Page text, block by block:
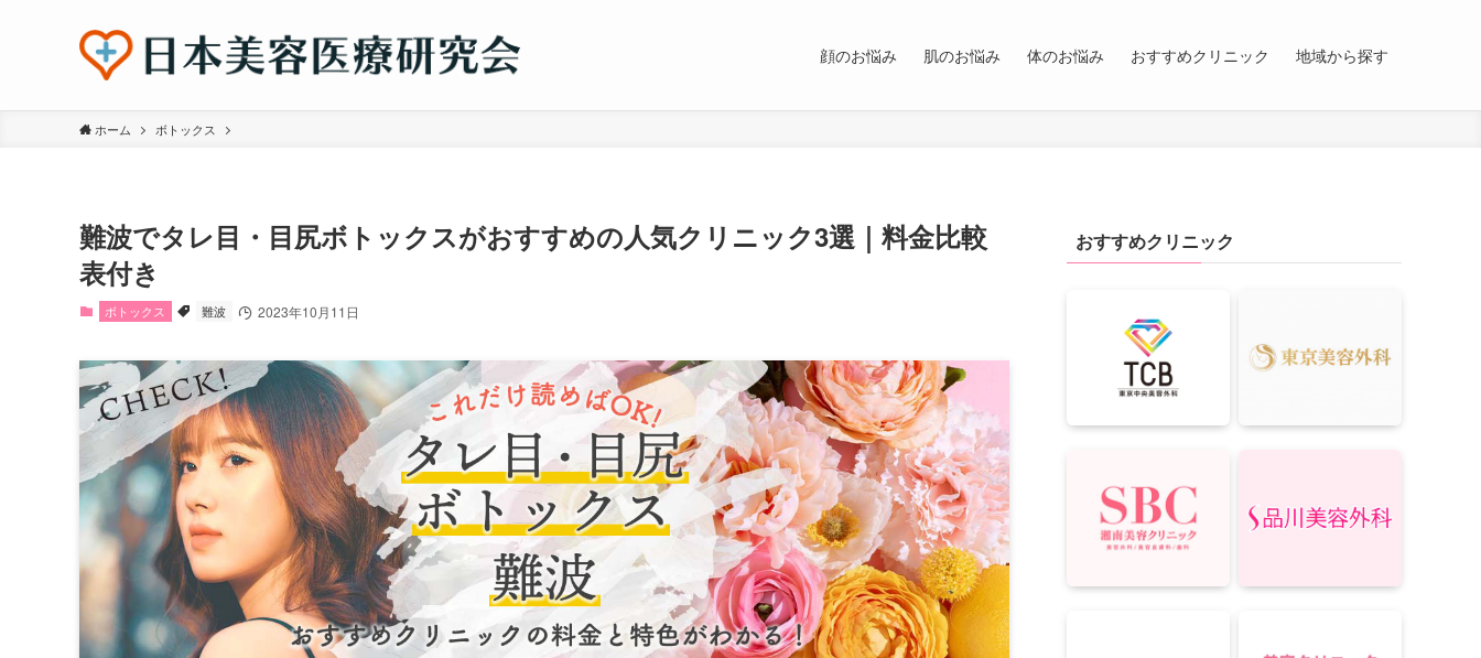
顔のお悩み 肌のお悩み 体のお悩み おすすめクリニック 地域から探す
ホーム ボトックス
難波でタレ目・目尻ボトックスがおすすめの人気クリニック3選｜料金比較
表付き
ボトックス 難波 2023年10月11日
おすすめクリニック